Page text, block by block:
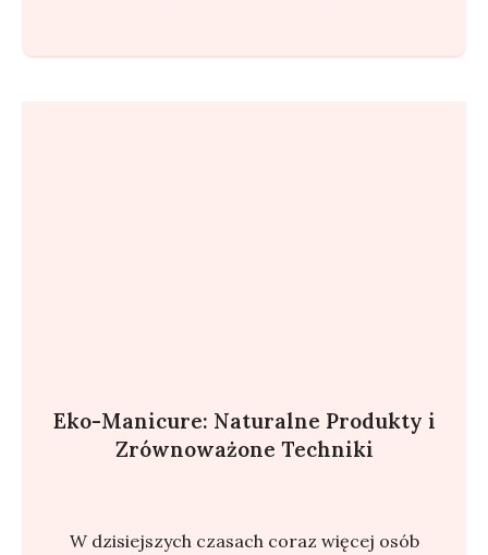
Eko-Manicure: Naturalne Produkty i
Zrównoważone Techniki
W dzisiejszych czasach coraz więcej osób